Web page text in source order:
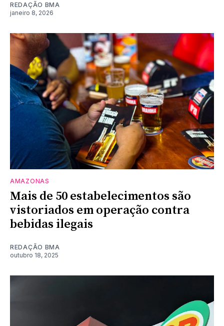
REDAÇÃO BMA
janeiro 8, 2026
AMAZONAS
Mais de 50 estabelecimentos são
vistoriados em operação contra
bebidas ilegais
REDAÇÃO BMA
outubro 18, 2025